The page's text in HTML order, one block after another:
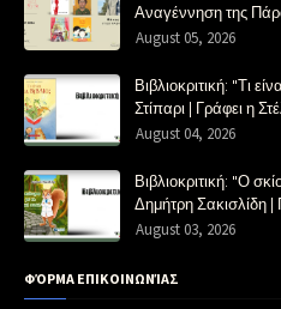
Αναγέννηση της
August 05, 2026
Βιβλιοκριτική: "Τι
Στίπαρι | Γράφει η
August 04, 2026
Βιβλιοκριτική: "Ο
Δημήτρη Σακισλίδη |
August 03, 2026
ΦΌΡΜΑ ΕΠΙΚΟΙΝΩΝΊΑΣ